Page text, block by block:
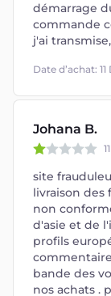
démarrage
commande
j'ai
Date d’achat:
Johana B.
site
livraison
non
d'asie et de
profils
bande des
nos achats .